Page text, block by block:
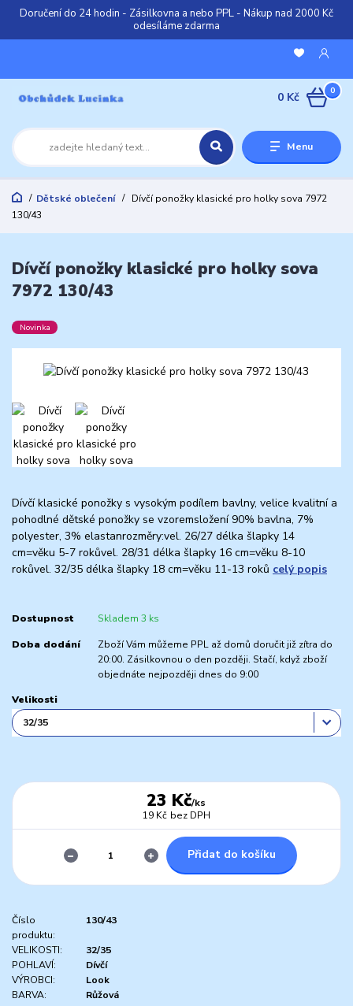
Doručení do 24 hodin - Zásilkovna a nebo PPL - Nákup nad 2000 Kč
odesíláme zdarma
Menu
0
0 Kč
Dětské oblečení
Dívčí ponožky klasické pro holky sova 7972
130/43
Dívčí ponožky klasické pro holky sova
7972 130/43
Novinka
Dívčí klasické ponožky s vysokým podílem bavlny, velice kvalitní a
pohodlné dětské ponožky se vzoremsložení 90% bavlna, 7%
polyester, 3% elastanrozměry:vel. 26/27 délka šlapky 14
cm=věku 5-7 rokůvel. 28/31 délka šlapky 16 cm=věku 8-10
rokůvel. 32/35 délka šlapky 18 cm=věku 11-13 roků celý popis
Dostupnost Skladem 3 ks
Doba dodání
Zboží Vám můžeme PPL až domů doručit již zítra do
20:00. Zásilkovnou o den později. Stačí, když zboží
objednáte nejpozději dnes do 9:00
Velikosti
23 Kč/ks
19 Kč bez DPH
Přidat do košíku
Číslo
produktu:
130/43
VELIKOSTI:
32/35
POHLAVÍ:
Dívčí
VÝROBCI:
Look
BARVA:
Růžová